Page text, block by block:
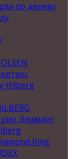
по дереву
Hilberg
Диамант
King